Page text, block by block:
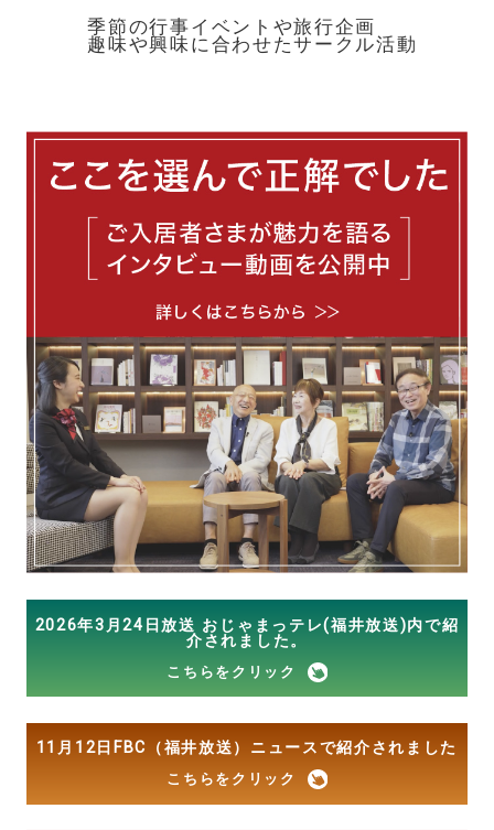
季節の行事イベントや旅行企画
趣味や興味に合わせたサークル活動
2026年3月24日放送 おじゃまっテレ(福井放送)内で紹
介されました。
こちらをクリック
11月12日FBC（福井放送）ニュースで紹介されました
こちらをクリック